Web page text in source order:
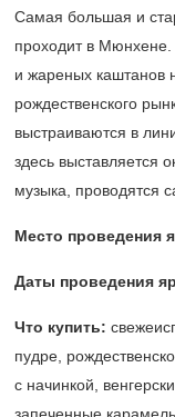
Самая большая и
проходит в Мюнхене.
и жареных каштанов
рождественского
выстраиваются в
здесь выставляется
музыка, проводятся
Место проведения
Даты проведения
Что купить:
пудре,
с начинкой,